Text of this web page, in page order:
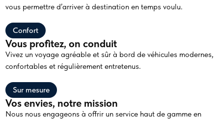
vous permettre d’arriver à destination en temps voulu.
Confort
Vous profitez, on conduit
Vivez un voyage agréable et sûr à bord de véhicules modernes,
confortables et régulièrement entretenus.
Sur mesure
Vos envies, notre mission
Nous nous engageons à offrir un service haut de gamme en